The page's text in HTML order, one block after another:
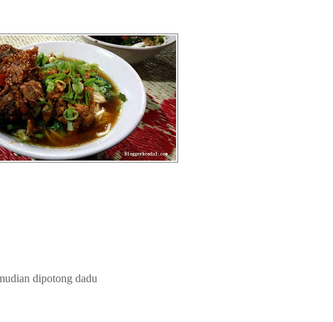
dipotong dadu